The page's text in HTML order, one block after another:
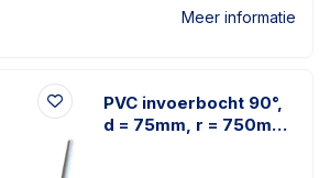
Meer informatie
PVC invoerbocht 90°,
d = 75mm, r = 750mm,